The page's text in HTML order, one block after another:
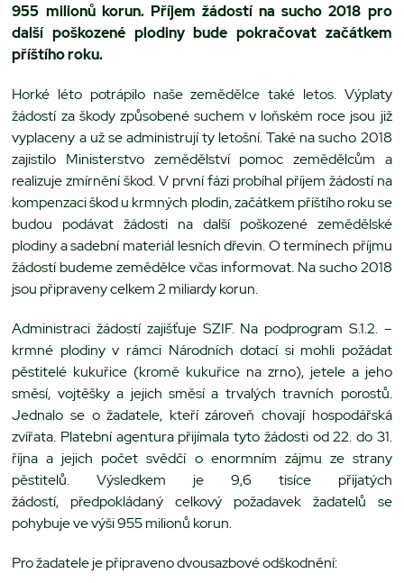
955 milionů korun. Příjem žádostí na sucho 2018 pro
další poškozené plodiny bude pokračovat začátkem
příštího roku.
Horké léto potrápilo naše zemědělce také letos. Výplaty
žádostí za škody způsobené suchem v loňském roce jsou již
vyplaceny a už se administrují ty letošní. Také na sucho 2018
zajistilo Ministerstvo zemědělství pomoc zemědělcům a
realizuje zmírnění škod. V první fázi probíhal příjem žádostí na
kompenzaci škod u krmných plodin, začátkem příštího roku se
budou podávat žádosti na další poškozené zemědělské
plodiny a sadební materiál lesních dřevin. O termínech příjmu
žádostí budeme zemědělce včas informovat. Na sucho 2018
jsou připraveny celkem 2 miliardy korun.
Administraci žádostí zajišťuje SZIF. Na podprogram S.1.2. –
krmné plodiny v rámci Národních dotací si mohli požádat
pěstitelé kukuřice (kromě kukuřice na zrno), jetele a jeho
směsí, vojtěšky a jejich směsí a trvalých travních porostů.
Jednalo se o žadatele, kteří zároveň chovají hospodářská
zvířata. Platební agentura přijímala tyto žádosti od 22. do 31.
října a jejich počet svědčí o enormním zájmu ze strany
pěstitelů. Výsledkem je 9,6 tisíce přijatých
žádostí, předpokládaný celkový požadavek žadatelů se
pohybuje ve výši 955 milionů korun.
Pro žadatele je připraveno dvousazbové odškodnění: